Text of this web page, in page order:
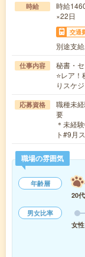
時給
時給
×22日
交通
別途支
仕事内容
秘書・
⭐レア
りスケ
応募資格
職種未
要
＊未経
ト#9月
職場の雰囲気
年齢層
20代
男女比率
女性